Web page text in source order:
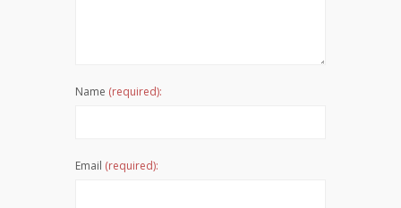
Name (required):
Email (required):